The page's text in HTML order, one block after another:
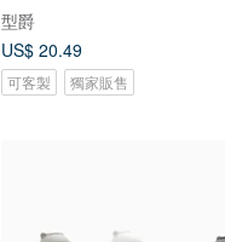
型爵
US$ 20.49
可客製 獨家販售